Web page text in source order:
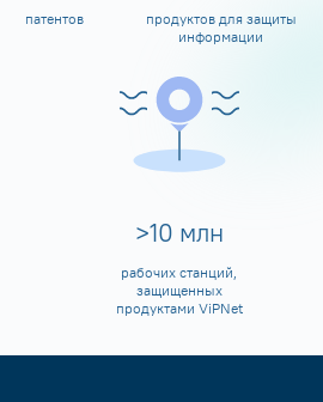
патентов
продуктов для защиты
информации
>10 млн
рабочих станций,
защищенных
продуктами ViPNet